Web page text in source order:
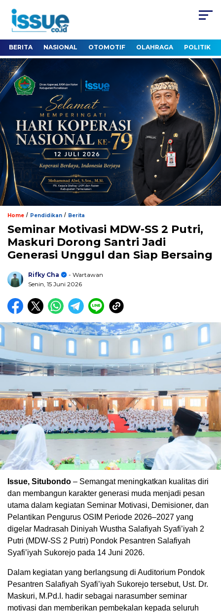
BERITA NASIONAL OTOMOTIF OLAHRAGA POLITIK
Home / Pendidikan / Berita
Seminar Motivasi MDW-SS 2 Putri,
Maskuri Dorong Santri Jadi
Generasi Unggul dan Siap Bersaing
Rifky Cha
- Wartawan
Senin, 15 Juni 2026
Issue, Situbondo – Semangat meningkatkan kualitas diri
dan membangun karakter generasi muda menjadi pesan
utama dalam kegiatan Seminar Motivasi, Demisioner, dan
Pelantikan Pengurus OSIM Periode 2026–2027 yang
digelar Madrasah Diniyah Wustha Salafiyah Syafi’iyah 2
Putri (MDW-SS 2 Putri) Pondok Pesantren Salafiyah
Syafi’iyah Sukorejo pada 14 Juni 2026.
Dalam kegiatan yang berlangsung di Auditorium Pondok
Pesantren Salafiyah Syafi’iyah Sukorejo tersebut, Ust. Dr.
Maskuri, M.Pd.I. hadir sebagai narasumber seminar
motivasi dan memberikan pembekalan kepada seluruh